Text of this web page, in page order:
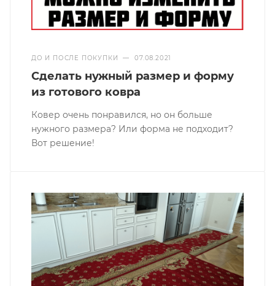
ДО И ПОСЛЕ ПОКУПКИ — 07.08.2021
Сделать нужный размер и форму
из готового ковра
Ковер очень понравился, но он больше
нужного размера? Или форма не подходит?
Вот решение!